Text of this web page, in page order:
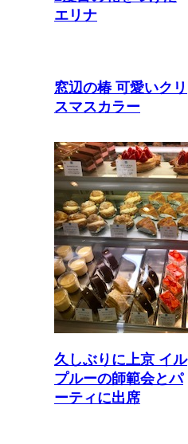
エリナ
窓辺の椿 可愛いクリ
スマスカラー
久しぶりに上京 イル
プルーの師範会とパ
ーティに出席